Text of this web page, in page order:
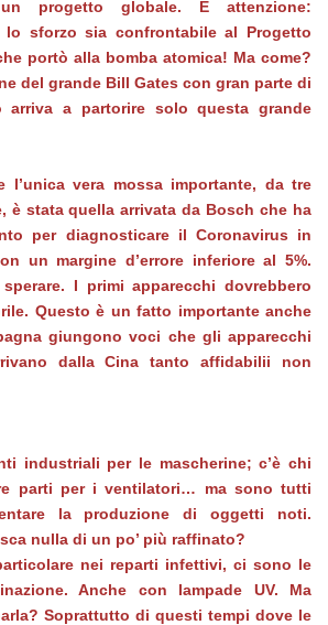
progetto globale. E attenzione:
lo sforzo sia confrontabile al Progetto
portò alla bomba atomica! Ma come?
del grande Bill Gates con gran parte di
arriva a partorire solo questa grande
vera mossa importante, da tre
è stata quella arrivata da Bosch che ha
per diagnosticare il Coronavirus in
un margine d’errore inferiore al 5%.
I primi apparecchi dovrebbero
Questo è un fatto importante anche
giungono voci che gli apparecchi
dalla Cina tanto affidabilii non
industriali per le mascherine; c’è chi
parti per i ventilatori… ma sono tutti
la produzione di oggetti noti.
nulla di un po’ più raffinato?
nei reparti infettivi, ci sono le
Anche con lampade UV. Ma
Soprattutto di questi tempi dove le